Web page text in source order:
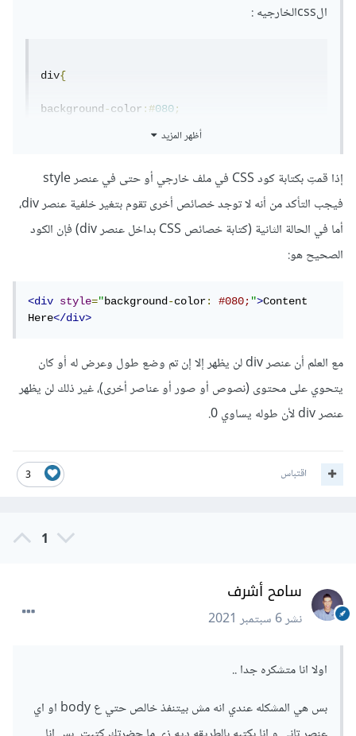
الcssالخارجيه :
div{
background-color:#080;
و كتبته داخل العنصر نفسه:
<div background-color :#080
أظهر المزيد
إذا قمتِ بكتابة كود CSS في ملف خارجي أو حتى في عنصر style
فيجب التأكد من أنه لا توجد خصائص أخرى تقوم بتغير خلفية عنصر div،
أما في الحالة الثانية (كتابة خصائص CSS بداخل عنصر div) فإن الكود
الصحيح هو:
<div style="background-color: #080;">Content
Here</div>
مع العلم أن عنصر div لن يظهر إلا إن تم وضع طول وعرض له أو كان
يتحوي على محتوى (نصوص أو صور أو عناصر أخرى)، غير ذلك لن يظهر
عنصر div لأن طوله يساوي 0.
3 اقتباس
1
سامح أشرف
نشر6 سبتمبر 2021
اولا انا متشكره جدا ..
بس هي المشكله عندي انه مش بيتنفذ خالص حتي ع body او اي